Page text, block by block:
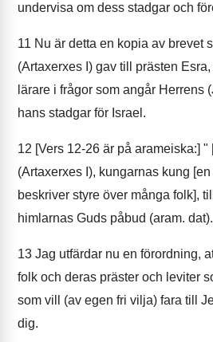
undervisa om dess stadgar och
11 Nu är detta en kopia av brevet
(Artaxerxes I) gav till prästen
lärare i frågor som angår Herrens
hans stadgar för Israel.
12 [Vers 12-26 är på arameiska:]
(Artaxerxes I), kungarnas kung
beskriver styre över många folk],
himlarnas Guds påbud (aram. dat).
13 Jag utfärdar nu en förordning,
folk och deras präster och leviter
som vill (av egen fri vilja) fara till
dig.